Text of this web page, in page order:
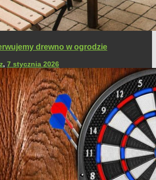
drewno w ogrodzie
, 7 stycznia 2026